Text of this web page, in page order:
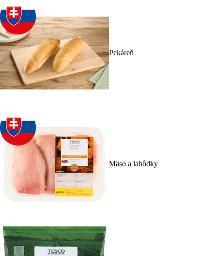
Pekáreň
Mäso a lahôdky